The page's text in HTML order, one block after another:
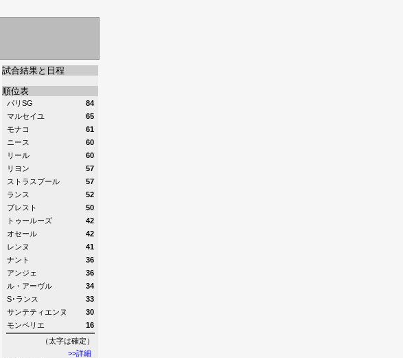
試合結果と日程
順位表
>>詳細
パリSG
84
マルセイユ
65
モナコ
61
ニース
60
リール
60
リヨン
57
ストラスブール
57
ランス
52
ブレスト
50
トゥールーズ
42
オセール
42
レンヌ
41
ナント
36
アンジェ
36
ル・アーヴル
34
S･ランス
33
サンテティエンヌ
30
モンペリエ
16
（太字は確定）